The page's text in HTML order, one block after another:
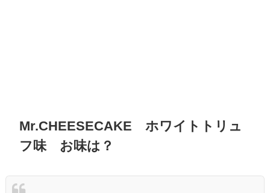
Mr.CHEESECAKE ホワイトトリュ
フ味 お味は？